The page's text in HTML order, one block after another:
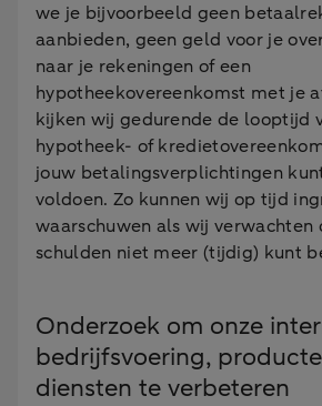
we je bijvoorbeeld geen
aanbieden, geen geld voor je
naar je rekeningen of een
hypotheekovereenkomst met je
kijken wij gedurende de looptijd
hypotheek- of
jouw betalingsverplichtingen
voldoen. Zo kunnen wij op tijd
waarschuwen als wij verwachten
schulden niet meer (tijdig) kunt
Onderzoek om onze
bedrijfsvoering,
diensten te verbeteren